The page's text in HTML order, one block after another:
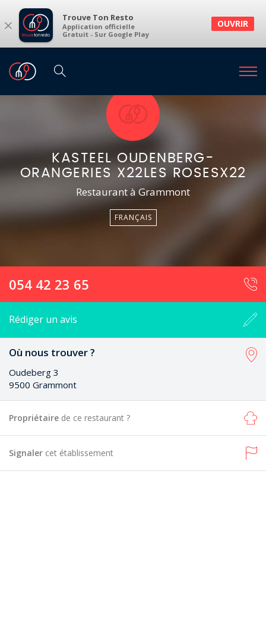
× Trouve Ton Resto
Application officielle
Gratuit - Sur Google Play
OUVRIR
KASTEEL OUDENBERG-
ORANGERIES X22LES ROSESX22
Restaurant à Grammont
FRANÇAIS
054 42 23 65
Rédiger un avis
Où nous trouver ?
Oudeberg 3
9500 Grammont
Propriétaire de ce restaurant ?
Signaler cet établissement